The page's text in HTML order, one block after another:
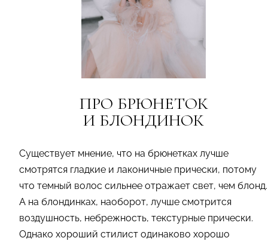
ПРО БРЮНЕТОК
И БЛОНДИНОК
Существует мнение, что на брюнетках лучше
смотрятся гладкие и лаконичные прически, потому
что темный волос сильнее отражает свет, чем блонд.
А на блондинках, наоборот, лучше смотрится
воздушность, небрежность, текстурные прически.
Однако хороший стилист одинаково хорошо